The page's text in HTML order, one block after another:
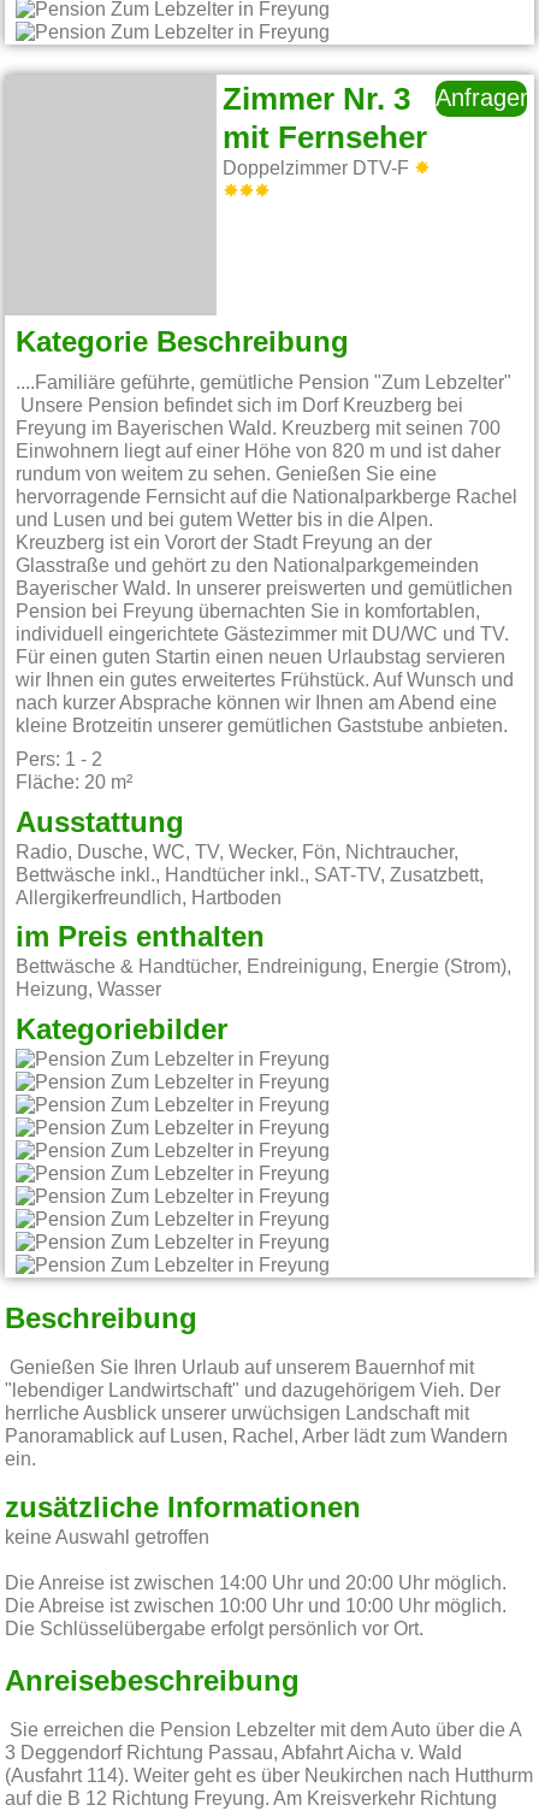
Zimmer Nr. 3
mit Fernseher
Doppelzimmer DTV-F
Anfragen
Kategorie Beschreibung
....Familiäre geführte, gemütliche Pension "Zum Lebzelter"
Unsere Pension befindet sich im Dorf Kreuzberg bei
Freyung im Bayerischen Wald. Kreuzberg mit seinen 700
Einwohnern liegt auf einer Höhe von 820 m und ist daher
rundum von weitem zu sehen. Genießen Sie eine
hervorragende Fernsicht auf die Nationalparkberge Rachel
und Lusen und bei gutem Wetter bis in die Alpen.
Kreuzberg ist ein Vorort der Stadt Freyung an der
Glasstraße und gehört zu den Nationalparkgemeinden
Bayerischer Wald. In unserer preiswerten und gemütlichen
Pension bei Freyung übernachten Sie in komfortablen,
individuell eingerichtete Gästezimmer mit DU/WC und TV.
Für einen guten Startin einen neuen Urlaubstag servieren
wir Ihnen ein gutes erweitertes Frühstück. Auf Wunsch und
nach kurzer Absprache können wir Ihnen am Abend eine
kleine Brotzeitin unserer gemütlichen Gaststube anbieten.
Pers: 1 - 2
Fläche: 20 m²
Ausstattung
Radio, Dusche, WC, TV, Wecker, Fön, Nichtraucher,
Bettwäsche inkl., Handtücher inkl., SAT-TV, Zusatzbett,
Allergikerfreundlich, Hartboden
im Preis enthalten
Bettwäsche & Handtücher, Endreinigung, Energie (Strom),
Heizung, Wasser
Kategoriebilder
Beschreibung
Genießen Sie Ihren Urlaub auf unserem Bauernhof mit
"lebendiger Landwirtschaft" und dazugehörigem Vieh. Der
herrliche Ausblick unserer urwüchsigen Landschaft mit
Panoramablick auf Lusen, Rachel, Arber lädt zum Wandern
ein.
zusätzliche Informationen
keine Auswahl getroffen
Die Anreise ist zwischen 14:00 Uhr und 20:00 Uhr möglich.
Die Abreise ist zwischen 10:00 Uhr und 10:00 Uhr möglich.
Die Schlüsselübergabe erfolgt persönlich vor Ort.
Anreisebeschreibung
Sie erreichen die Pension Lebzelter mit dem Auto über die A
3 Deggendorf Richtung Passau, Abfahrt Aicha v. Wald
(Ausfahrt 114). Weiter geht es über Neukirchen nach Hutthurm
auf die B 12 Richtung Freyung. Am Kreisverkehr Richtung